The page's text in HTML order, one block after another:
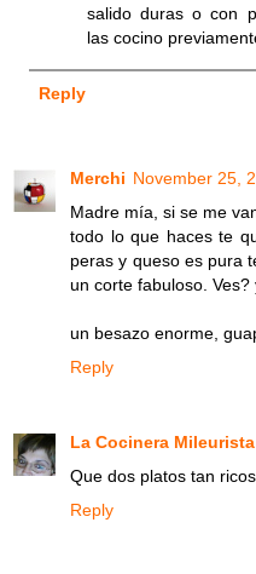
salido duras o con
las cocino
Reply
Merchi November 25,
Madre mía, si se me
todo lo que haces te
peras y queso es pura
un corte fabuloso. Ves?
un besazo enorme,
Reply
La Cocinera Mileurista
Que dos platos tan
Reply